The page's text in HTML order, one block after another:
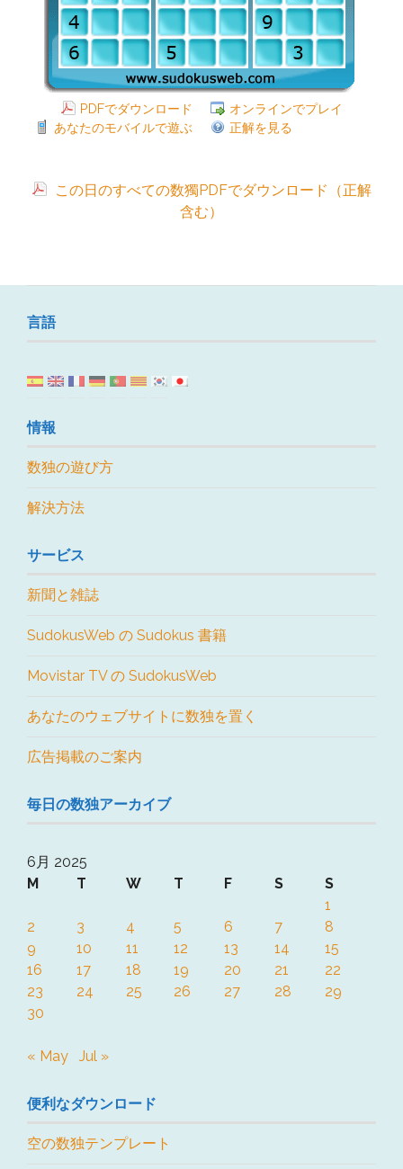
PDFでダウンロード
オンラインでプレイ
あなたのモバイルで遊ぶ
正解を見る
この日のすべての数獨PDFでダウンロード（正解
含む）
言語
情報
数独の遊び方
解決方法
サービス
新聞と雑誌
SudokusWeb の Sudokus 書籍
Movistar TV の SudokusWeb
あなたのウェブサイトに数独を置く
広告掲載のご案内
毎日の数独アーカイブ
6月 2025
M
T W T F S
S
1
2
3 4 5 6 7
8
9
10 11 12 13 14
15
16
17 18 19 20 21
22
23
24 25 26 27 28
29
30
« May Jul »
便利なダウンロード
空の数独テンプレート